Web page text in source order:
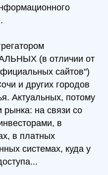
(в отличии от
сайтов")
и других городов
Актуальных, потому
рынка: на связи со
в
в платных
системах, куда у